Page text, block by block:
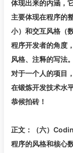
体现出来的内涵，
主要体现在程序的
小）和交互风格（
程序开发者的角度
风格、注释的写法。
对于一个人的项目
在锻炼开发技术水
恭候拍砖！
正文：（六）
程序的风格和核心